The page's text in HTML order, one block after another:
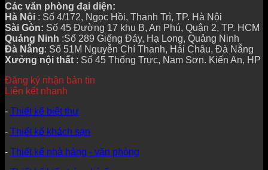
Các văn phòng đại diện:
Hà Nội : Số 4/172, Ngọc Hồi, Thanh Trì, TP. Hà Nội
Sài Gòn: Số 45 Đường 17 khu B, An Phú, Quận 2, TP. HCM
Quảng Ninh :Số 289 Giếng Đáy, Hạ Long, Quảng Ninh
Đà Nẵng: Số 51M Nguyễn Chí Thanh, Hải Châu, Đà Nẵng
Xưởng nội thất : Số 45 Thống Trực, Nam Sơn. Kiến An, HP
Đăng ký nhận bản tin
Liên kết nhanh
- Thiết kế biệt thự
- Thiết kế khách sạn
- Thiết kế nhà hàng - văn phòng